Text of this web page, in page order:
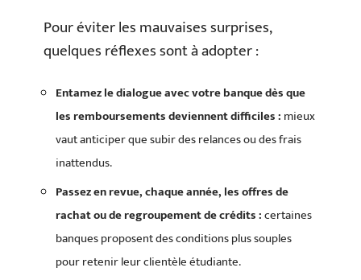
Pour éviter les mauvaises surprises,
quelques réflexes sont à adopter :
Entamez le dialogue avec votre banque dès que
les remboursements deviennent difficiles : mieux
vaut anticiper que subir des relances ou des frais
inattendus.
Passez en revue, chaque année, les offres de
rachat ou de regroupement de crédits :certaines
banques proposent des conditions plus souples
pour retenir leur clientèle étudiante.